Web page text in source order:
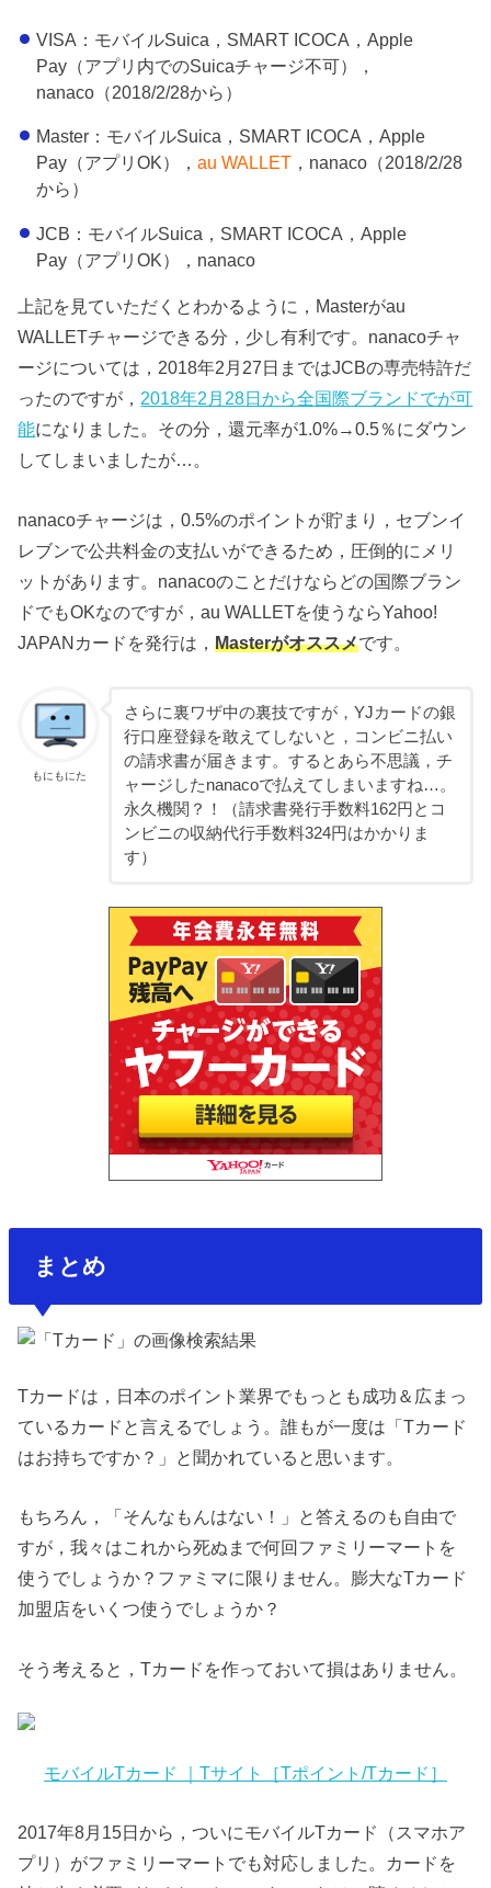
VISA：モバイルSuica，SMART ICOCA，Apple
Pay（アプリ内でのSuicaチャージ不可），
nanaco（2018/2/28から）
Master：モバイルSuica，SMART ICOCA，Apple
Pay（アプリOK）， au WALLET，nanaco（2018/2/28
から）
JCB：モバイルSuica，SMART ICOCA，Apple
Pay（アプリOK），nanaco
上記を見ていただくとわかるように，Masterがau
WALLETチャージできる分，少し有利です。nanacoチャ
ージについては，2018年2月27日まではJCBの専売特許だ
ったのですが， 2018年2月28日から全国際ブランドでが可
能になりました。その分，還元率が1.0%→0.5％にダウン
してしまいましたが…。
nanacoチャージは，0.5%のポイントが貯まり，セブンイ
レブンで公共料金の支払いができるため，圧倒的にメリ
ットがあります。nanacoのことだけならどの国際ブラン
ドでもOKなのですが，au WALLETを使うならYahoo!
JAPANカードを発行は，Masterがオススメです。
もにもにた
さらに裏ワザ中の裏技ですが，YJカードの銀
行口座登録を敢えてしないと，コンビニ払い
の請求書が届きます。するとあら不思議，チ
ャージしたnanacoで払えてしまいますね…。
永久機関？！（請求書発行手数料162円とコ
ンビニの収納代行手数料324円はかかりま
す）
まとめ
Tカードは，日本のポイント業界でもっとも成功＆広まっ
ているカードと言えるでしょう。誰もが一度は「Tカード
はお持ちですか？」と聞かれていると思います。
もちろん，「そんなもんはない！」と答えるのも自由で
すが，我々はこれから死ぬまで何回ファミリーマートを
使うでしょうか？ファミマに限りません。膨大なTカード
加盟店をいくつ使うでしょうか？
そう考えると，Tカードを作っておいて損はありません。
モバイルTカード ｜Tサイト［Tポイント/Tカード］
2017年8月15日から，ついにモバイルTカード（スマホア
プリ）がファミリーマートでも対応しました。カードを